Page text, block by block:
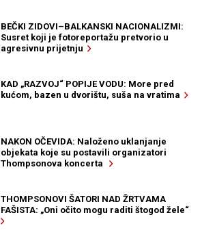
BEČKI ZIDOVI–BALKANSKI NACIONALIZMI:
Susret koji je fotoreportažu pretvorio u
agresivnu prijetnju
KAD „RAZVOJ“ POPIJE VODU: More pred
kućom, bazen u dvorištu, suša na vratima
NAKON OČEVIDA: Naloženo uklanjanje
objekata koje su postavili organizatori
Thompsonova koncerta
THOMPSONOVI ŠATORI NAD ŽRTVAMA
FAŠISTA: „Oni očito mogu raditi štogod žele“